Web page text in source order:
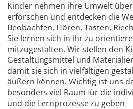
Kinder nehmen ihre Umwelt
erforschen und entdecken die
Beobachten, Hören, Tasten,
Sie lernen sich in ihr zu
mitzugestalten. Wir stellen den
Gestaltungsmittel und
damit sie sich in vielfältigen
äußern können. Wichtig ist uns
besonders viel Raum für die
und die Lernprozesse zu geben